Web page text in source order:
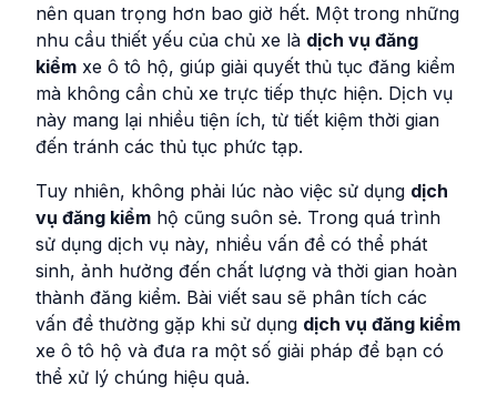
nên quan trọng hơn bao giờ hết. Một trong những
nhu cầu thiết yếu của chủ xe là dịch vụ đăng
kiểm xe ô tô hộ, giúp giải quyết thủ tục đăng kiểm
mà không cần chủ xe trực tiếp thực hiện. Dịch vụ
này mang lại nhiều tiện ích, từ tiết kiệm thời gian
đến tránh các thủ tục phức tạp.
Tuy nhiên, không phải lúc nào việc sử dụng dịch
vụ đăng kiểm hộ cũng suôn sẻ. Trong quá trình
sử dụng dịch vụ này, nhiều vấn đề có thể phát
sinh, ảnh hưởng đến chất lượng và thời gian hoàn
thành đăng kiểm. Bài viết sau sẽ phân tích các
vấn đề thường gặp khi sử dụng dịch vụ đăng kiểm
xe ô tô hộ và đưa ra một số giải pháp để bạn có
thể xử lý chúng hiệu quả.